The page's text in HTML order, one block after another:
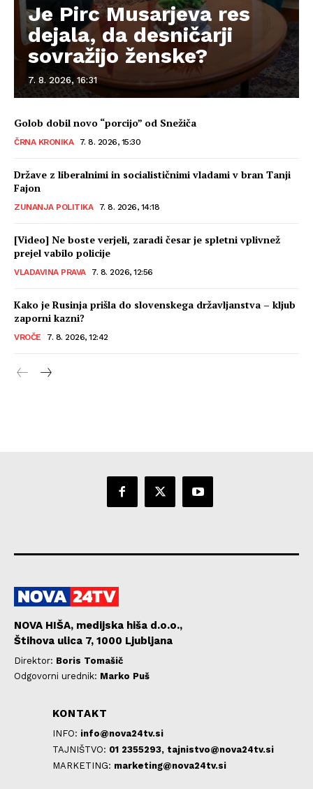
Je Pirc Musarjeva res
dejala, da desničarji
sovražijo ženske?
7. 8. 2026, 16:31
Golob dobil novo “porcijo” od Snežiča
ČRNA KRONIKA 7. 8. 2026, 15:30
Države z liberalnimi in socialističnimi vladami v bran Tanji
Fajon
ZUNANJA POLITIKA 7. 8. 2026, 14:18
[Video] Ne boste verjeli, zaradi česar je spletni vplivnež
prejel vabilo policije
VLADAVINA PRAVA 7. 8. 2026, 12:56
Kako je Rusinja prišla do slovenskega državljanstva – kljub
zaporni kazni?
VROČE 7. 8. 2026, 12:42
NOVA HIŠA, medijska hiša d.o.o.,
Štihova ulica 7, 1000 Ljubljana
Direktor: Boris Tomašič
Odgovorni urednik: Marko Puš
KONTAKT
INFO: info@nova24tv.si
TAJNIŠTVO: 01 2355293, tajnistvo@nova24tv.si
MARKETING: marketing@nova24tv.si